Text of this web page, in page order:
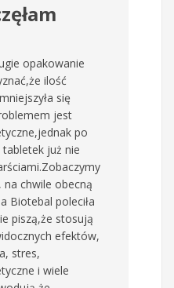
opakowanie
ilość
się
jest
po
już nie
na chwile obecną
Biotebal poleciła
piszą,że stosują
efektów,
stres,
i wiele